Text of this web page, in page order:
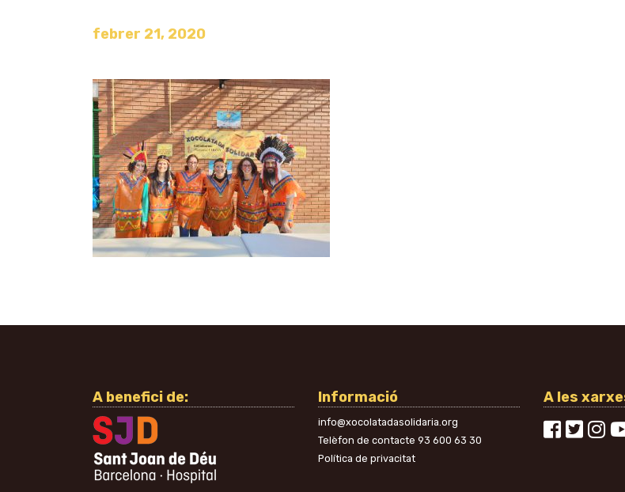
febrer 21, 2020
A benefici de: Informació
info@xocolatadasolidaria.org
Telèfon de contacte 93 600 63 30
Política de privacitat
A les